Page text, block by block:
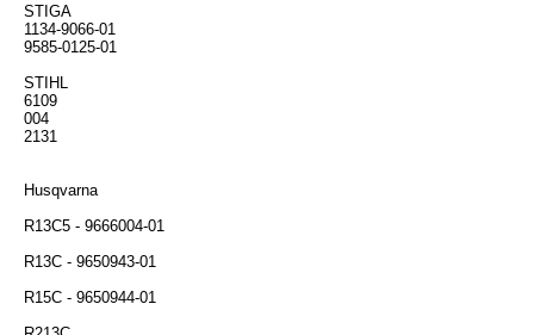
STIGA
1134-9066-01
9585-0125-01
STIHL
6109
004
2131
Husqvarna
R13C5 - 9666004-01
R13C - 9650943-01
R15C - 9650944-01